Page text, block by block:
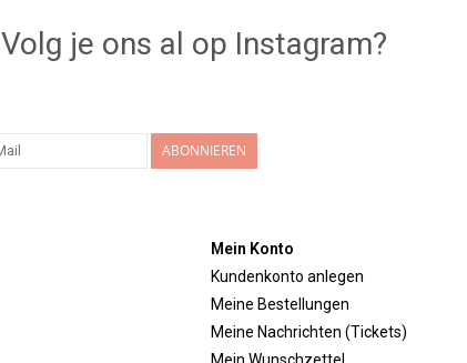
Volg je ons al op Instagram?
ABONNIEREN
Mein Konto
Kundenkonto anlegen
Meine Bestellungen
Meine Nachrichten (Tickets)